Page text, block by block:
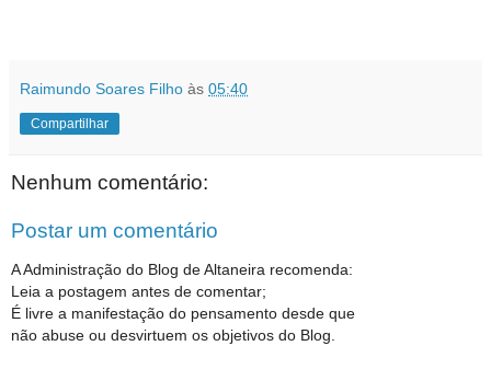
Raimundo Soares Filho às 05:40
Compartilhar
Nenhum comentário:
Postar um comentário
A Administração do Blog de Altaneira recomenda:
Leia a postagem antes de comentar;
É livre a manifestação do pensamento desde que
não abuse ou desvirtuem os objetivos do Blog.